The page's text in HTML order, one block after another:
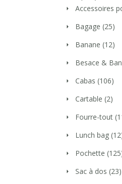
Accessoires
Bagage (25)
Banane (12)
Besace &
Cabas (106)
Cartable (2)
Fourre-tout
Lunch bag
Pochette
Sac à dos (23)